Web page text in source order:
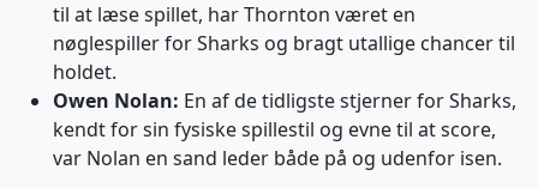
til at læse spillet, har Thornton været en
nøglespiller for Sharks og bragt utallige chancer til
holdet.
Owen Nolan: En af de tidligste stjerner for Sharks,
kendt for sin fysiske spillestil og evne til at score,
var Nolan en sand leder både på og udenfor isen.